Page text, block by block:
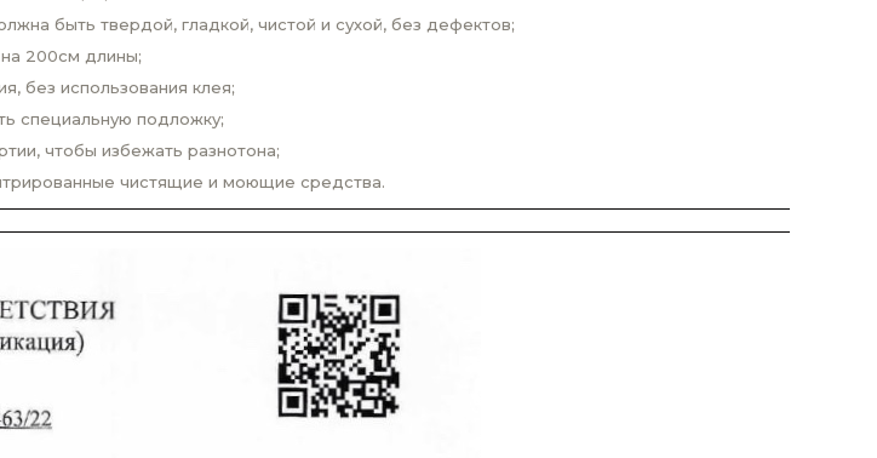
быть твердой, гладкой, чистой и сухой, без дефектов;
200см длины;
без использования клея;
специальную подложку;
чтобы избежать разнотона;
чистящие и моющие средства.